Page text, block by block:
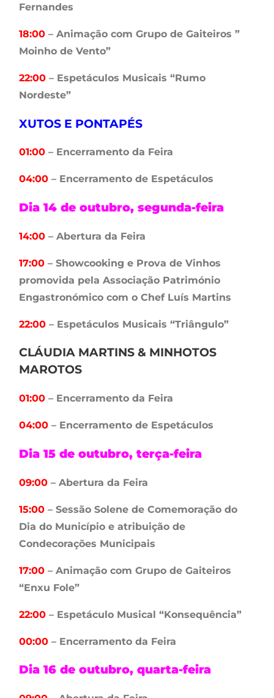
Fernandes
18:00 – Animação com Grupo de Gaiteiros ”
Moinho de Vento”
22:00 – Espetáculos Musicais “Rumo
Nordeste”
XUTOS E PONTAPÉS
01:00 – Encerramento da Feira
04:00 – Encerramento de Espetáculos
Dia 14 de outubro, segunda-feira
14:00 – Abertura da Feira
17:00 – Showcooking e Prova de Vinhos
promovida pela Associação Património
Engastronómico com o Chef Luís Martins
22:00 – Espetáculos Musicais “Triângulo”
CLÁUDIA MARTINS & MINHOTOS
MAROTOS
01:00 – Encerramento da Feira
04:00 – Encerramento de Espetáculos
Dia 15 de outubro, terça-feira
09:00 – Abertura da Feira
15:00 – Sessão Solene de Comemoração do
Dia do Município e atribuição de
Condecorações Municipais
17:00 – Animação com Grupo de Gaiteiros
“Enxu Fole”
22:00 – Espetáculo Musical “Konsequência”
00:00 – Encerramento da Feira
Dia 16 de outubro, quarta-feira